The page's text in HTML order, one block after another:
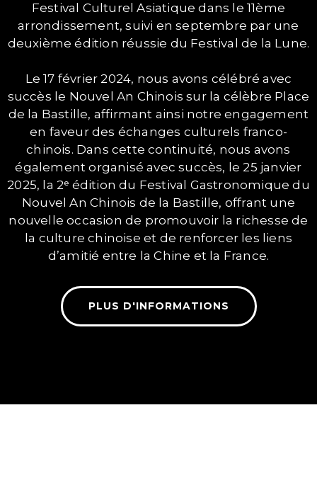
Festival Culturel Asiatique dans le 11ème
arrondissement, suivi en septembre par une
deuxième édition réussie du Festival de la Lune.
Le 17 février 2024, nous avons célébré avec
succès le Nouvel An Chinois sur la célèbre Place
de la Bastille, affirmant ainsi notre engagement
en faveur des échanges culturels franco-
chinois. Dans cette continuité, nous avons
également organisé avec succès, le 25 janvier
2025, la 2ᵉ édition du Festival Gastronomique du
Nouvel An Chinois de la Bastille, offrant une
nouvelle occasion de promouvoir la richesse de
la culture chinoise et de renforcer les liens
d’amitié entre la Chine et la France.
PLUS D'INFORMATIONS